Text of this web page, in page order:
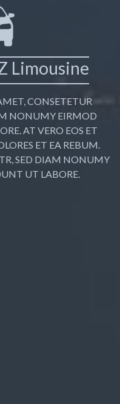
Limousine
CONSETETUR
NONUMY EIRMOD
AT VERO EOS ET
ET EA REBUM.
SED DIAM NONUMY
UT LABORE.